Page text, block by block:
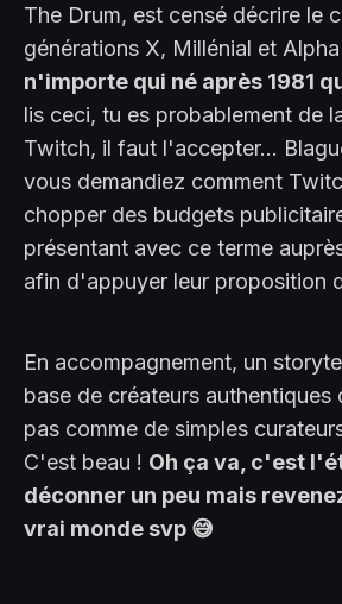
The Drum, est censé décrire le
générations X, Millénial et Alpha
n'importe qui né après 1981
lis ceci, tu es probablement de
Twitch, il faut l'accepter...
vous demandiez comment
chopper des budgets
présentant avec ce terme
afin d'appuyer leur proposition
En accompagnement, un
base de créateurs authentiques
pas comme de simples
C'est beau ! Oh ça va, c'est
déconner un peu mais
vrai monde svp 😅